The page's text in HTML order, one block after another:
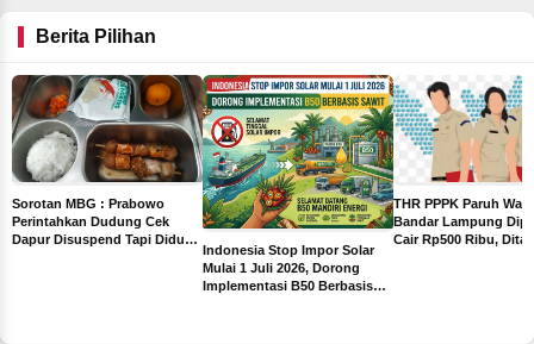
Berita Pilihan
Sorotan MBG : Prabowo
Perintahkan Dudung Cek
Dapur Disuspend Tapi Diduga
Indonesia Stop Impor Solar
Mulai 1 Juli 2026, Dorong
Implementasi B50 Berbasis
THR PPPK Paruh
Bandar Lampung
Cair Rp500 Ribu,